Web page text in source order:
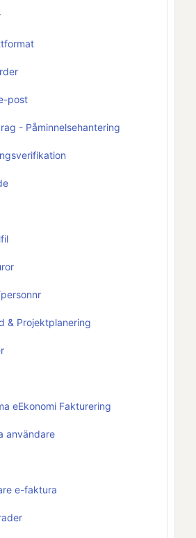
post
- Påminnelsehantering
& Projektplanering
eEkonomi Fakturering
användare
e-faktura